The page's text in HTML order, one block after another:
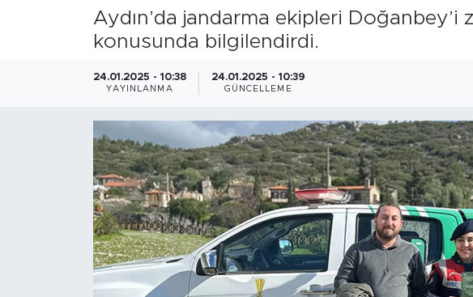
Aydın’da jandarma ekipleri
konusunda bilgilendirdi.
24.01.2025 - 10:38
YAYINLANMA
24.01.2025 - 10:39
GÜNCELLEME